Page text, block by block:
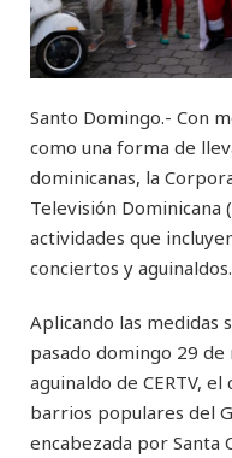
Santo Domingo.- Con
como una forma de
dominicanas, la
Televisión Dominicana
actividades que
conciertos y aguinaldos.
Aplicando las medidas
pasado domingo 29
aguinaldo de CERTV,
barrios populares del
encabezada por Santa